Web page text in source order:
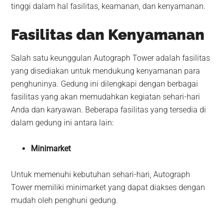
tinggi dalam hal fasilitas, keamanan, dan kenyamanan.
Fasilitas dan Kenyamanan
Salah satu keunggulan Autograph Tower adalah fasilitas
yang disediakan untuk mendukung kenyamanan para
penghuninya. Gedung ini dilengkapi dengan berbagai
fasilitas yang akan memudahkan kegiatan sehari-hari
Anda dan karyawan. Beberapa fasilitas yang tersedia di
dalam gedung ini antara lain:
Minimarket
Untuk memenuhi kebutuhan sehari-hari, Autograph
Tower memiliki minimarket yang dapat diakses dengan
mudah oleh penghuni gedung.